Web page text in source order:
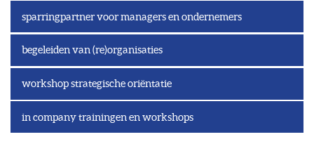
sparringpartner voor managers en ondernemers
begeleiden van (re)organisaties
workshop strategische oriëntatie
in company trainingen en workshops